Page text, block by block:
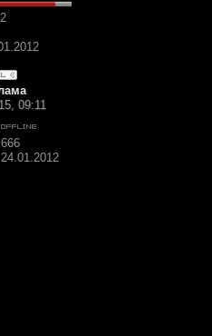
09:11
666
24.01.2012